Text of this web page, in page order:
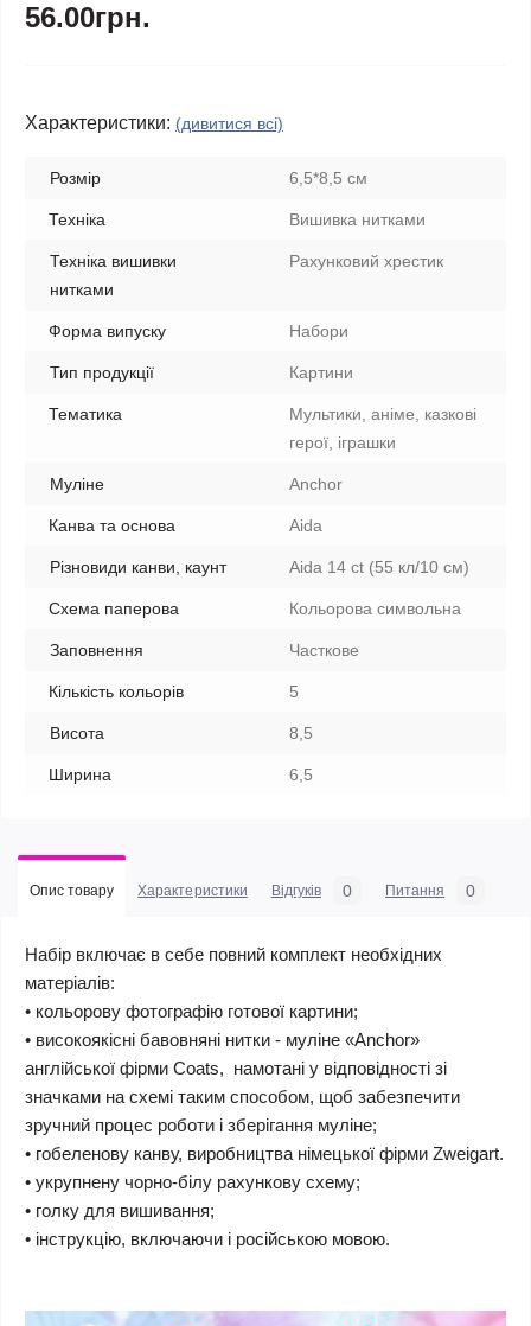
56.00грн.
Характеристики: (дивитися всі)
Розмір 6,5*8,5 см
Техніка Вишивка нитками
Техніка вишивки
нитками
Рахунковий хрестик
Форма випуску Набори
Тип продукції Картини
Тематика
Мультики, аніме, казкові
герої, іграшки
Муліне Anchor
Канва та основа Aida
Різновиди канви, каунт Aida 14 ct (55 кл/10 см)
Схема паперова Кольорова символьна
Заповнення Часткове
Кількість кольорів 5
Висота 8,5
Ширина 6,5
Опис товару Характеристики Відгуків 0 Питання 0
Набір включає в себе повний комплект необхідних
матеріалів:
• кольорову фотографію готової картини;
• високоякісні бавовняні нитки - муліне «Anchor»
англійської фірми Coats, намотані у відповідності зі
значками на схемі таким способом, щоб забезпечити
зручний процес роботи і зберігання муліне;
• гобеленову канву, виробництва німецької фірми Zweigart.
• укрупнену чорно-білу рахункову схему;
• голку для вишивання;
• інструкцію, включаючи і російською мовою.